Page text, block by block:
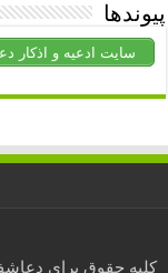
پیوندها
سایت ادعیه و اذکار
کلیه حقوق برای